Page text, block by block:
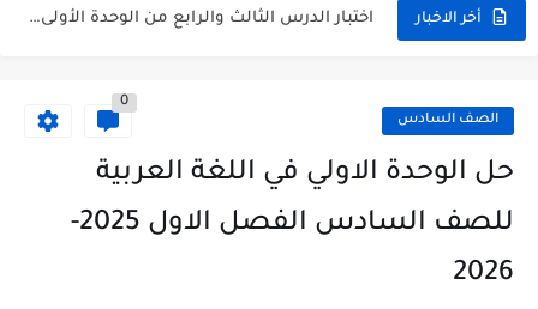
أخر الاخبار اختبار الدرس الثالث والرابع من الوحدة الأولى مع الحل في...
سلم تصحيح مادة اللغة العربية لشهادة التعليم الاساسي والاعدادية الشرعية...
حل أسئلة الكيمياء بكالوريا علمي دورة 2026
الصف السادس
0
حل الوحدة الاولي في اللغة العربية
للصف السادس الفصل الاول 2025-
2026